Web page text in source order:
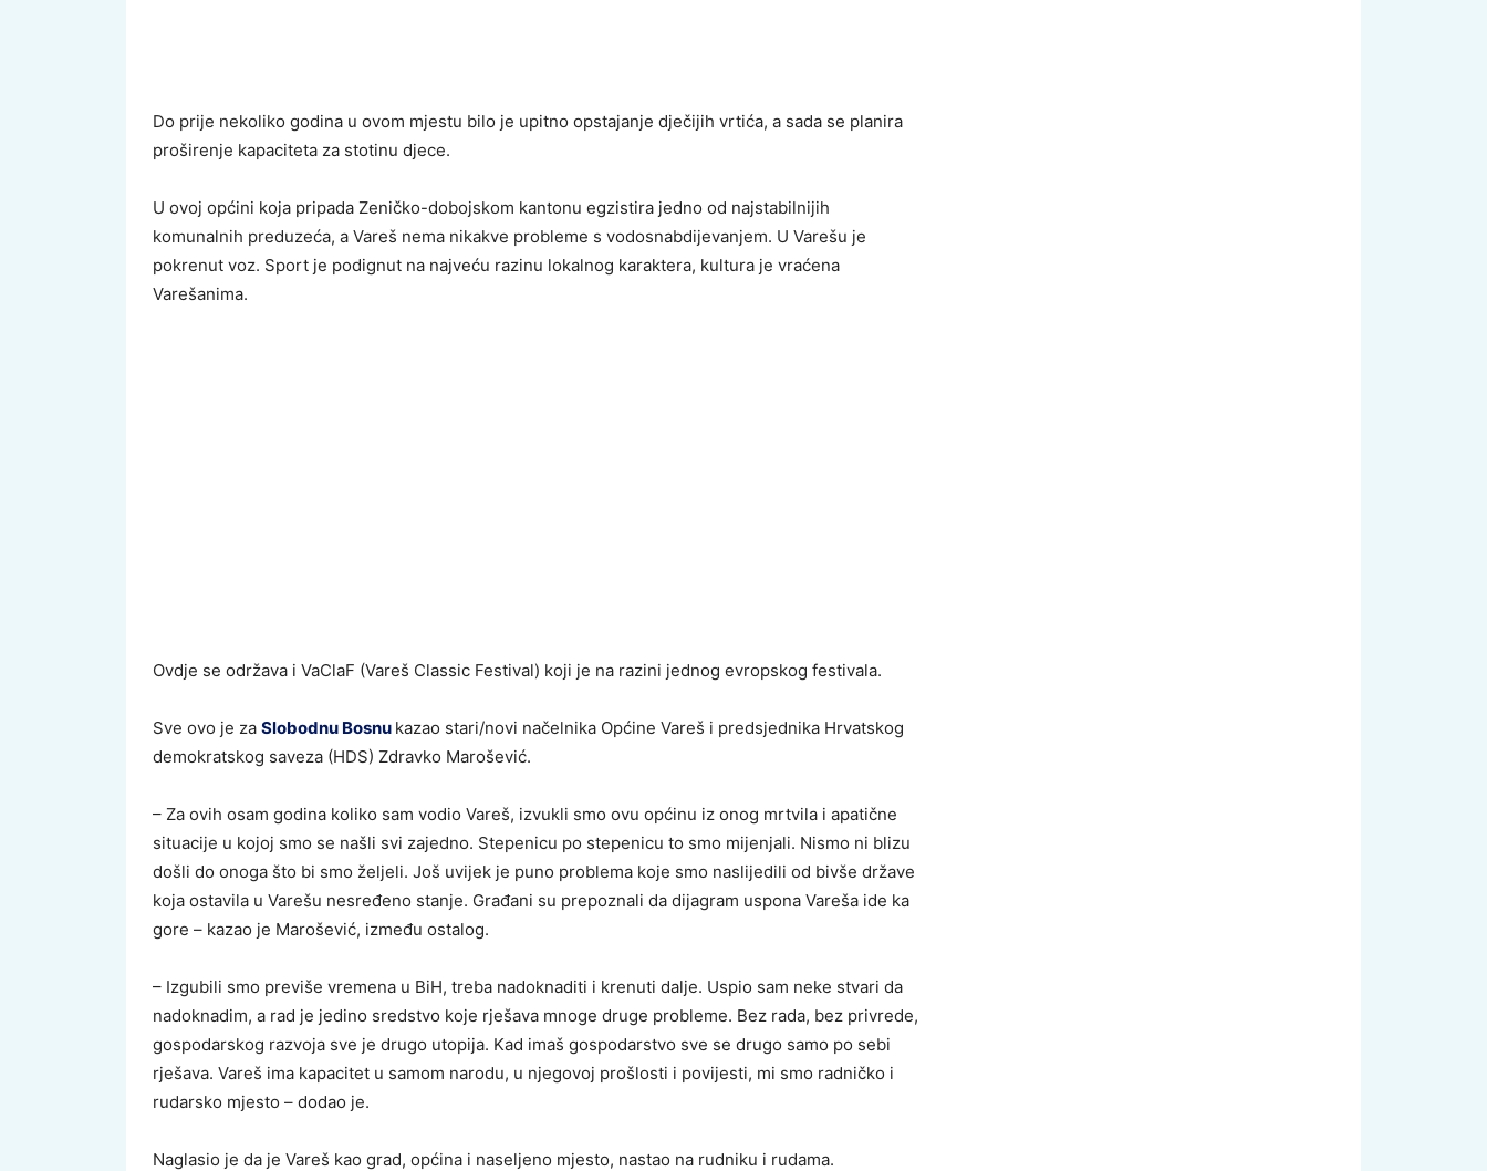
Do prije nekoliko godina u ovom mjestu bilo je upitno opstajanje dječijih vrtića, a sada se planira
proširenje kapaciteta za stotinu djece.
U ovoj općini koja pripada Zeničko-dobojskom kantonu egzistira jedno od najstabilnijih
komunalnih preduzeća, a Vareš nema nikakve probleme s vodosnabdijevanjem. U Varešu je
pokrenut voz. Sport je podignut na najveću razinu lokalnog karaktera, kultura je vraćena
Varešanima.
Ovdje se održava i VaClaF (Vareš Classic Festival) koji je na razini jednog evropskog festivala.
Sve ovo je za Slobodnu Bosnu kazao stari/novi načelnika Općine Vareš i predsjednika Hrvatskog
demokratskog saveza (HDS) Zdravko Marošević.
– Za ovih osam godina koliko sam vodio Vareš, izvukli smo ovu općinu iz onog mrtvila i apatične
situacije u kojoj smo se našli svi zajedno. Stepenicu po stepenicu to smo mijenjali. Nismo ni blizu
došli do onoga što bi smo željeli. Još uvijek je puno problema koje smo naslijedili od bivše države
koja ostavila u Varešu nesređeno stanje. Građani su prepoznali da dijagram uspona Vareša ide ka
gore – kazao je Marošević, između ostalog.
– Izgubili smo previše vremena u BiH, treba nadoknaditi i krenuti dalje. Uspio sam neke stvari da
nadoknadim, a rad je jedino sredstvo koje rješava mnoge druge probleme. Bez rada, bez privrede,
gospodarskog razvoja sve je drugo utopija. Kad imaš gospodarstvo sve se drugo samo po sebi
rješava. Vareš ima kapacitet u samom narodu, u njegovoj prošlosti i povijesti, mi smo radničko i
rudarsko mjesto – dodao je.
Naglasio je da je Vareš kao grad, općina i naseljeno mjesto, nastao na rudniku i rudama.